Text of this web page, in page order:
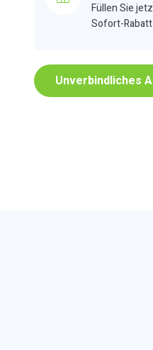
Füllen Sie
Sofort-
Unverbindliches